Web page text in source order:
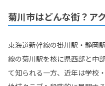
菊川市はどんな街？ア
東海道新幹線の掛川駅・静岡
線の菊川駅を核に県西部と中
て知られる一方、近年は学校